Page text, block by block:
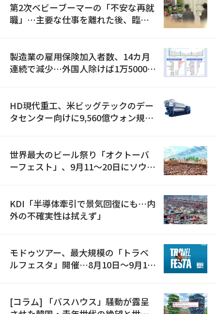
第2次ベビーブーマーの「不安な再就
職」…主要な仕事を離れた後、臨時
製造業の雇用保険加入者数、14カ月
連続で減少…外国人除けば1万5000人
HD現代重工、米ビッグテックのデー
タセンター向けに9,560億ウォン規模
世界最大のビール祭り「オクトーバ
ーフェスト」、9月11〜20日にソウル
KDI「半導体牽引で景気回復にも…内
外の不確実性は拭えず」
モドゥツアー、最大規模の「トラベ
ルフェスタ」開催…8月10日～9月11
[コラム] 「バスハウス」騒動が露呈